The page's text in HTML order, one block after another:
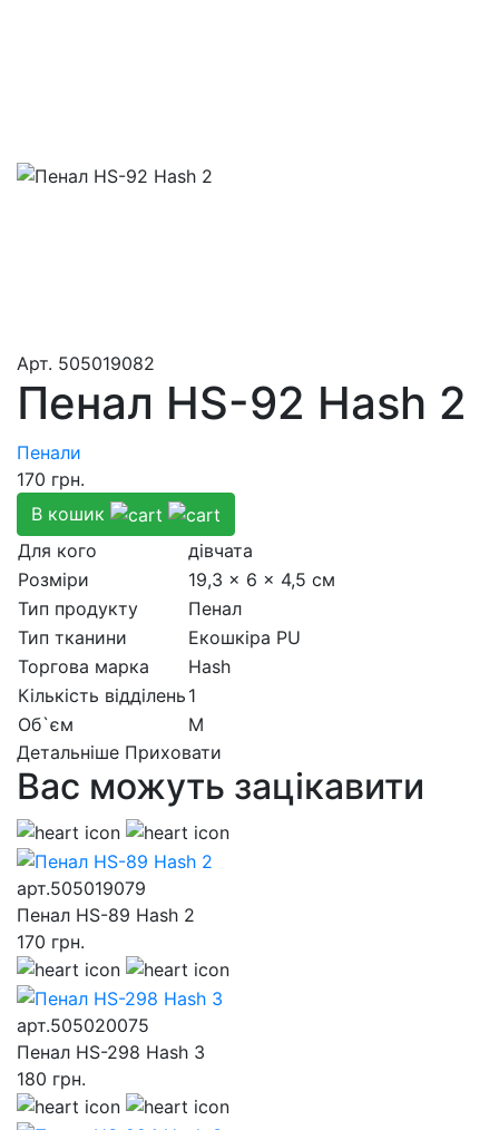
Aрт. 505019082
Пенал HS-92 Hash 2
Пенали
170 грн.
В кошик
Для кого
дівчата
Розмiри
19,3 x 6 x 4,5 см
Тип продукту
Пенал
Тип тканини
Екошкiра PU
Торгова марка
Hash
Кількість відділень 1
Об`єм
M
Детальніше Приховати
Вас можуть зацікавити
арт.505019079
Пенал HS-89 Hash 2
170 грн.
арт.505020075
Пенал HS-298 Hash 3
180 грн.